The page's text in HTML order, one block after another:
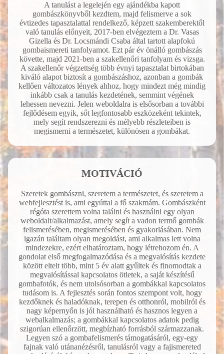
A tanulást a legelején egy ajándékba kapott
gombászkönyvből kezdtem, majd felismerve a sok
évtizedes tapasztalattal rendelkező, képzett szakemberektől
való tanulás előnyeit, 2017-ben elvégeztem a Dr. Vasas
Gizella és Dr. Locsmándi Csaba által tartott alapfokú
gombaismereti tanfolyamot. Ezt pár év önálló gombászás
követte, majd 2021-ben a szakellenőri tanfolyam és vizsga.
A szakellenőr végzettség több évnyi tapasztalat birtokában
kiváló alapot biztosít a gombászáshoz, azonban a gombák
kellően változatos lények ahhoz, hogy mindezt még mindig
inkább csak a tanulás kezdetének, semmint végének
lehessen nevezni. Jelen weboldalra is elsősorban a további
fejlődésem egyik, sőt legfontosabb eszközeként tekintek,
mely segít rendszerezni és mélyebb részleteiben is
megismerni a természetet, különösen a gombákat.
MOTIVÁCIÓ
Szeretek gombászni, szeretem a természetet, és szeretem a
webfejlesztést is, ami egyúttal a fő szakmám. Gombászként
régóta szerettem volna találni és használni egy olyan
weboldalt/alkalmazást, amely segít a vadon termő gombák
felismerésében, megismerésében és gyakorlásában. Nem
igazán találtam olyan megoldást, ami alkalmas lett volna
mindezekre, ezért elhatároztam, hogy létrehozom én. A
gondolat első megfogalmazódása és a megvalósítás kezdete
között eltelt több, mint 5 év alatt gyűltek és finomodtak a
megvalósítással kapcsolatos ötletek, a saját készítésű
gombafotók, és nem utolsósorban a gombákkal kapcsolatos
tudásom is. A fejlesztés során fontos szempont volt, hogy
kezdőknek és haladóknak, terepen és otthonról, mobilról és
nagy képernyőn is jól használható és hasznos legyen a
webalkalmazás; a gombákkal kapcsolatos adatok pedig
szigorúan ellenőrzött, megbízható forrásból származzanak.
Legyen szó a gombafelismerés támogatásáról, egy-egy
fajnak való utánanézésről, tanulásról vagy a fajismereted